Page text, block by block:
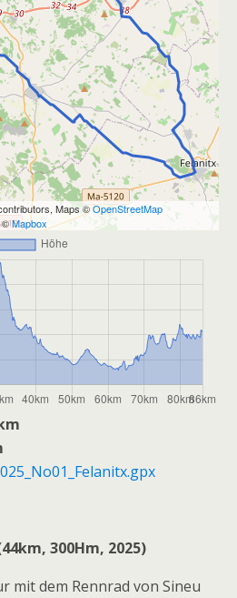
Maps ©OpenStreetMap
©Mapbox
300Hm, 2025)
mit dem Rennrad von Sineu